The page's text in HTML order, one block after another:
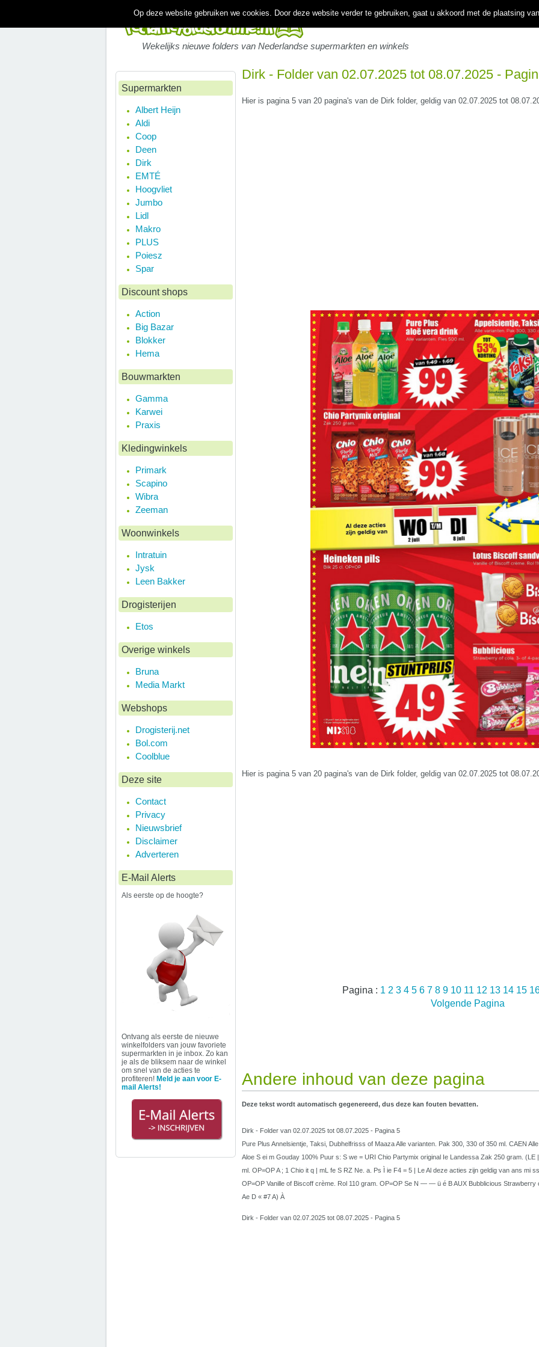
Wekelijks nieuwe folders van Nederlandse supermarkten en winkels
Dirk - Folder van 02.07.2025 tot 08.07.2025 -
Hier is pagina 5 van 20 pagina's van de Dirk folder, geldig van 02.07.2025 tot
Hier is pagina 5 van 20 pagina's van de Dirk folder, geldig van 02.07.2025 tot
Pagina : 1 2 3 4 5 6 7 8 9 10 11 12 13 14 15
Volgende Pagina
Andere inhoud van deze pagina
Deze tekst wordt automatisch gegenereerd, dus deze kan fouten bevatten.
Dirk - Folder van 02.07.2025 tot 08.07.2025 - Pagina 5
Pure Plus Annelsientje, Taksi, Dubhelfrisss of Maaza Alle varianten. Pak 300, 330 of 350 ml. CAEN
Aloe S ei m Gouday 100% Puur s: S we = URI Chio Partymix original Ie Landessa Zak 250 gram.
ml. OP=OP A ; 1 Chio it q | mL fe S RZ Ne. a. Ps Ì ie F4 = 5 | Le Al deze acties zijn geldig van ans
OP=OP Vanille of Biscoff crème. Rol 110 gram. OP=OP Se N — — ü é B AUX Bubblicious
Ae D « #7 A) À
Dirk - Folder van 02.07.2025 tot 08.07.2025 - Pagina 5
Supermarkten
Albert Heijn
Aldi
Coop
Deen
Dirk
EMTÉ
Hoogvliet
Jumbo
Lidl
Makro
PLUS
Poiesz
Spar
Discount shops
Action
Big Bazar
Blokker
Hema
Bouwmarkten
Gamma
Karwei
Praxis
Kledingwinkels
Primark
Scapino
Wibra
Zeeman
Woonwinkels
Intratuin
Jysk
Leen Bakker
Drogisterijen
Etos
Overige winkels
Bruna
Media Markt
Webshops
Drogisterij.net
Bol.com
Coolblue
Deze site
Contact
Privacy
Nieuwsbrief
Disclaimer
Adverteren
E-Mail Alerts
Als eerste op de hoogte?
Ontvang als eerste de nieuwe
winkelfolders van jouw favoriete
supermarkten in je inbox. Zo kan
je als de bliksem naar de winkel
om snel van de acties te
profiteren! Meld je aan voor E-
mail Alerts!
Op deze website gebruiken we cookies. Door deze website verder te gebruiken, gaat u akkoord met de plaatsing